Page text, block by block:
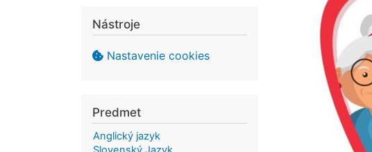
Nástroje
Nastavenie cookies
Predmet
Anglický jazyk